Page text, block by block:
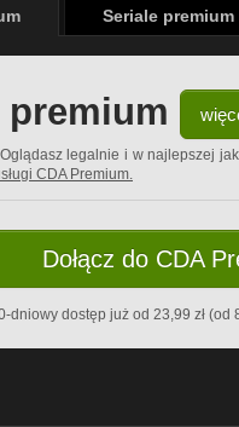
Seriale premium
legalnie i w najlepszej
CDA Premium.
Dołącz do CDA
dniowy dostęp już od 23,99 zł (od